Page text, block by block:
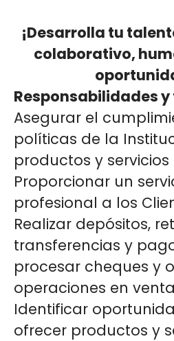
¡Desarrolla tu
colaborativo,
Responsabilidades
Asegurar el
políticas de la
productos y servicios
Proporcionar un
profesional a los
Realizar depósitos,
transferencias y
procesar cheques y
operaciones en
Identificar
ofrecer productos y